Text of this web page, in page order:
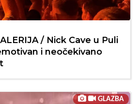
/ Nick Cave u Puli
i neočekivano
GLAZBA